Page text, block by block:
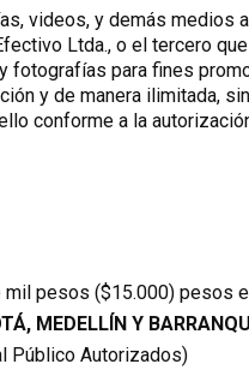
videos, y demás medios
Ltda., o el tercero
fotografías para fines
y de manera ilimitada,
conforme a la
mil pesos ($15.000) pesos
MEDELLÍN Y
Público Autorizados)